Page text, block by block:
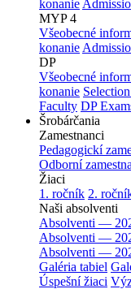
konanie
MYP 4
Všeobecné
konanie
DP
Všeobecné
konanie
Faculty DP
Šrobárčania
Zamestnanci
Pedagogickí
Odborní
Žiaci
1. ročník 2.
Naši absolventi
Absolventi —
Absolventi —
Absolventi —
Galéria tabiel
Úspešní žiaci